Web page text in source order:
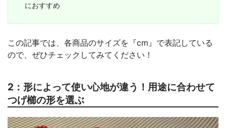
におすすめ
この記事では、各商品のサイズを『cm』で表記している
ので、ぜひチェックしてみてください！
2：形によって使い心地が違う！用途に合わせて
つげ櫛の形を選ぶ